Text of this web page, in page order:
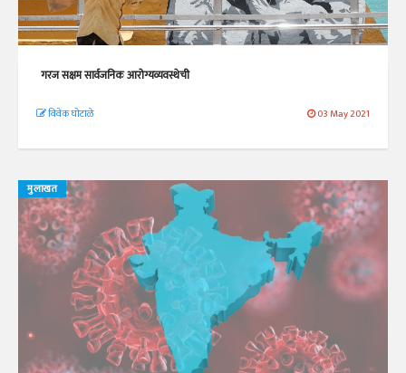
गरज सक्षम सार्वजनिक आरोग्यव्यवस्थेची
विवेक घोटाळे 03 May 2021
मुलाखत